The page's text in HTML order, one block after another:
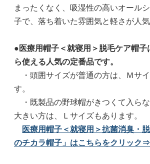
まったくなく、吸湿性の高いオール
子で、落ち着いた雰囲気と軽さが人気
●医療用帽子＜就寝用＞脱毛ケア帽
ら使える人気の定番品です。
・頭囲サイズが普通の方は、Ｍサ
す。
・既製品の野球帽がきつくて入ら
大きい方は、Ｌサイズもあります。
医療用帽子＜就寝用＞抗菌消臭・
のチカラ帽子」はこちらをクリック⇒